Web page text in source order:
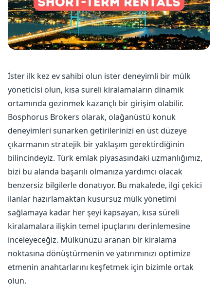
İster ilk kez ev sahibi olun ister deneyimli bir mülk
yöneticisi olun, kısa süreli kiralamaların dinamik
ortamında gezinmek kazançlı bir girişim olabilir.
Bosphorus Brokers olarak, olağanüstü konuk
deneyimleri sunarken getirilerinizi en üst düzeye
çıkarmanın stratejik bir yaklaşım gerektirdiğinin
bilincindeyiz. Türk emlak piyasasındaki uzmanlığımız,
bizi bu alanda başarılı olmanıza yardımcı olacak
benzersiz bilgilerle donatıyor. Bu makalede, ilgi çekici
ilanlar hazırlamaktan kusursuz mülk yönetimi
sağlamaya kadar her şeyi kapsayan, kısa süreli
kiralamalara ilişkin temel ipuçlarını derinlemesine
inceleyeceğiz. Mülkünüzü aranan bir kiralama
noktasına dönüştürmenin ve yatırımınızı optimize
etmenin anahtarlarını keşfetmek için bizimle ortak
olun.